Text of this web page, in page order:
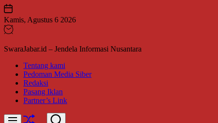
Skip
to
content
Kamis, Agustus 6 2026
SwaraJabar.id – Jendela Informasi Nusantara
Tentang kami
Pedoman Media Siber
Redaksi
Pasang Iklan
Partner’s Link
Menu Shuffle Search